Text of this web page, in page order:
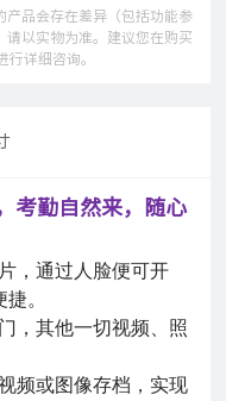
产品会存在差异（包括功能参
请以实物为准。建议您在购买
行详细咨询。
考勤自然来，随心
，通过人脸便可开
。
，其他一切视频、照
频或图像存档，实现